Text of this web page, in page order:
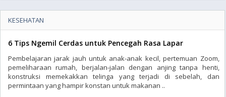
KESEHATAN
6 Tips Ngemil Cerdas untuk Pencegah Rasa Lapar
Pembelajaran jarak jauh untuk anak-anak kecil, pertemuan Zoom,
pemeliharaan rumah, berjalan-jalan dengan anjing tanpa henti,
konstruksi memekakkan telinga yang terjadi di sebelah, dan
permintaan yang hampir konstan untuk makanan ..